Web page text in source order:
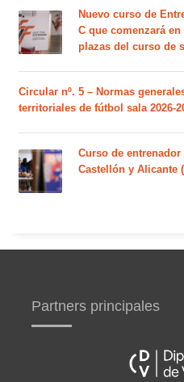
Nuevo curso de
C que comenzará
plazas del curso de
Circular nº. 5 – Normas
territoriales de fútbol sala 2026-
Curso de entrenador
Castellón y Alicante
Partners principales